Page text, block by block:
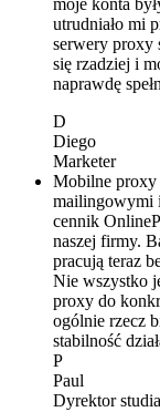
moje konta
utrudniało mi
serwery proxy
się rzadziej i
naprawdę
D
Diego
Marketer
Mobilne proxy
mailingowymi
cennik
naszej firmy.
pracują teraz
Nie wszystko
proxy do
ogólnie rzecz
stabilność
P
Paul
Dyrektor